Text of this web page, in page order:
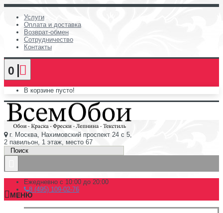
Услуги
Оплата и доставка
Возврат-обмен
Сотрудничество
Контакты
0
В корзине пусто!
г. Москва, Нахимовский проспект 24 с 5,
2 павильон, 1 этаж, место 67
Ежедневно с 10:00 до 20:00
8 (495) 109-02-76
МЕНЮ